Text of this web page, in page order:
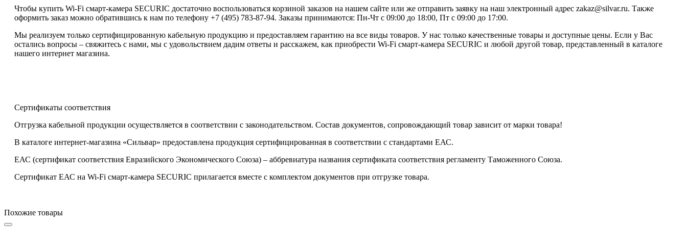
Чтобы купить Wi-Fi cмарт-камера SECURIC достаточно воспользоваться корзиной заказов на нашем сайте или же отправить заявку на наш электронный адрес zakaz@silvar.ru. Также
оформить заказ можно обратившись к нам по телефону +7 (495) 783-87-94. Заказы принимаются: Пн-Чт с 09:00 до 18:00, Пт с 09:00 до 17:00.
Мы реализуем только сертифицированную кабельную продукцию и предоставляем гарантию на все виды товаров. У нас только качественные товары и доступные цены. Если у Вас
остались вопросы – свяжитесь с нами, мы с удовольствием дадим ответы и расскажем, как приобрести Wi-Fi cмарт-камера SECURIC и любой другой товар, представленный в каталоге
нашего интернет магазина.
Сертификаты соответствия
Отгрузка кабельной продукции осуществляется в соответствии с законодательством. Состав документов, сопровождающий товар зависит от марки товара!
В каталоге интернет-магазина «Сильвар» предоставлена продукция сертифицированная в соответствии с стандартами ЕАС.
ЕАС (сертификат соответствия Евразийского Экономического Союза) – аббревиатура названия сертификата соответствия регламенту Таможенного Союза.
Сертификат ЕАС на Wi-Fi cмарт-камера SECURIC прилагается вместе с комплектом документов при отгрузке товара.
Похожие товары